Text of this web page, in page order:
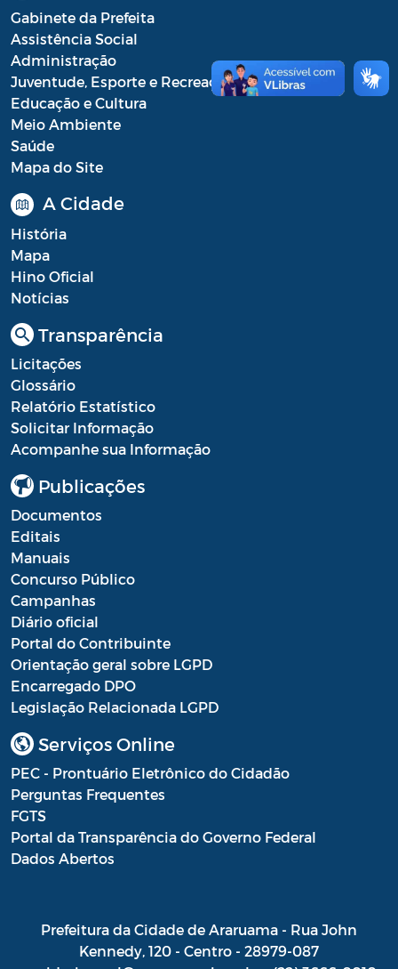
Gabinete da Prefeita
Assistência Social
Administração
Juventude, Esporte e Recreação
Educação e Cultura
Meio Ambiente
Saúde
Mapa do Site
A Cidade
História
Mapa
Hino Oficial
Notícias
Transparência
Licitações
Glossário
Relatório Estatístico
Solicitar Informação
Acompanhe sua Informação
Publicações
Documentos
Editais
Manuais
Concurso Público
Campanhas
Diário oficial
Portal do Contribuinte
Orientação geral sobre LGPD
Encarregado DPO
Legislação Relacionada LGPD
Serviços Online
PEC - Prontuário Eletrônico do Cidadão
Perguntas Frequentes
FGTS
Portal da Transparência do Governo Federal
Dados Abertos
Prefeitura da Cidade de Araruama - Rua John
Kennedy, 120 - Centro - 28979-087